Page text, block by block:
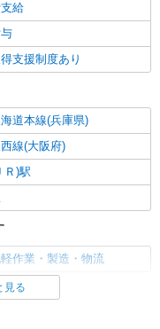
給
支援制度あり
海道本線(兵庫県)
西線(大阪府)
Ｒ)駅
作業・製造・物流
す
見る